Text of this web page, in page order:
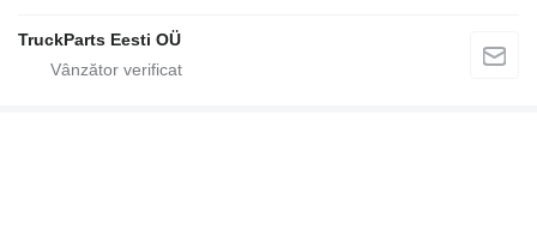
TruckParts Eesti OÜ